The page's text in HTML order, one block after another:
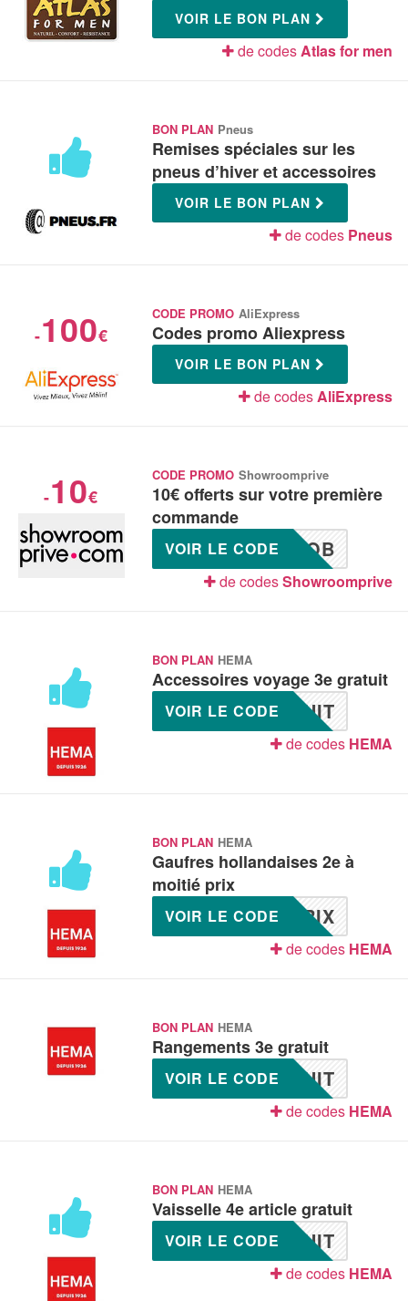
VOIR LE BON PLAN
de codesAtlas for men
BON PLAN Pneus
Remises spéciales sur les
pneus d’hiver et accessoires
VOIR LE BON PLAN
de codes Pneus
-100€
CODE PROMO AliExpress
Codes promo Aliexpress
VOIR LE BON PLAN
de codesAliExpress
-10€
CODE PROMO Showroomprive
10€ offerts sur votre première
commande
GQB
VOIR LE CODE
de codesShowroomprive
BON PLAN HEMA
Accessoires voyage 3e gratuit
UIT
VOIR LE CODE
de codes HEMA
BON PLAN HEMA
Gaufres hollandaises 2e à
moitié prix
RIX
VOIR LE CODE
de codes HEMA
BON PLAN HEMA
Rangements 3e gratuit
UIT
VOIR LE CODE
de codes HEMA
BON PLAN HEMA
Vaisselle 4e article gratuit
UIT
VOIR LE CODE
de codes HEMA